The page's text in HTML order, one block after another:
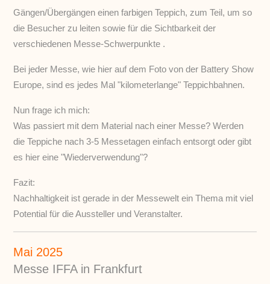
Gängen/Übergängen einen farbigen Teppich, zum Teil, um so
die Besucher zu leiten sowie für die Sichtbarkeit der
verschiedenen Messe-Schwerpunkte .
Bei jeder Messe, wie hier auf dem Foto von der Battery Show
Europe, sind es jedes Mal "kilometerlange" Teppichbahnen.
Nun frage ich mich:
Was passiert mit dem Material nach einer Messe? Werden
die Teppiche nach 3-5 Messetagen einfach entsorgt oder gibt
es hier eine "Wiederverwendung"?
Fazit:
Nachhaltigkeit ist gerade in der Messewelt ein Thema mit viel
Potential für die Aussteller und Veranstalter.
Mai 2025
Messe IFFA in Frankfurt